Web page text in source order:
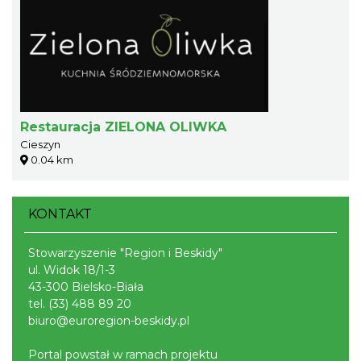
Restauracja ZIELONA OLIWKA
Cieszyn
0.04 km
KONTAKT
Stowarzyszenie "Region i Beskidy"
ul. Widok 18/1-3
43-300 Bielsko-Biała
tel. (33) 488 89 20
biuro@euroregion-beskidy.pl
Portal powstał w ramach projektu